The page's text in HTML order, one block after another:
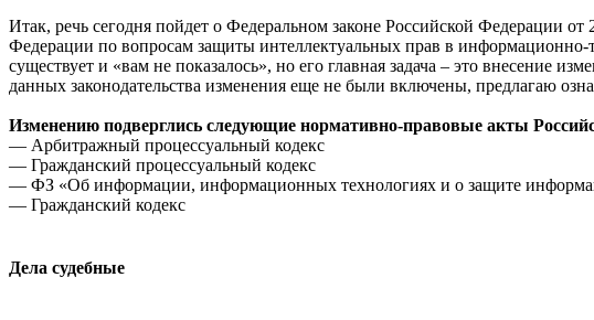
Итак, речь сегодня пойдет о Федеральном законе Российской Федерации
Федерации по вопросам защиты интеллектуальных прав в информационно-
существует и «вам не показалось», но его главная задача – это внесение
данных законодательства изменения еще не были включены, предлагаю
Изменению подверглись следующие нормативно-правовые акты
— Арбитражный процессуальный кодекс
— Гражданский процессуальный кодекс
— ФЗ «Об информации, информационных технологиях и о защите
— Гражданский кодекс
Дела судебные